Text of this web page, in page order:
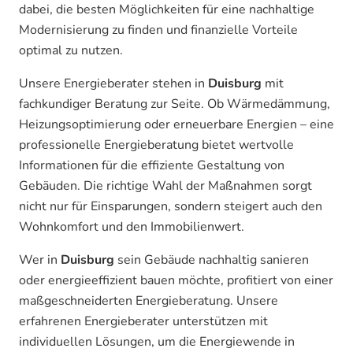
dabei, die besten Möglichkeiten für eine nachhaltige
Modernisierung zu finden und finanzielle Vorteile
optimal zu nutzen.
Unsere Energieberater stehen in Duisburg mit
fachkundiger Beratung zur Seite. Ob Wärmedämmung,
Heizungsoptimierung oder erneuerbare Energien – eine
professionelle Energieberatung bietet wertvolle
Informationen für die effiziente Gestaltung von
Gebäuden. Die richtige Wahl der Maßnahmen sorgt
nicht nur für Einsparungen, sondern steigert auch den
Wohnkomfort und den Immobilienwert.
Wer in Duisburg sein Gebäude nachhaltig sanieren
oder energieeffizient bauen möchte, profitiert von einer
maßgeschneiderten Energieberatung. Unsere
erfahrenen Energieberater unterstützen mit
individuellen Lösungen, um die Energiewende in